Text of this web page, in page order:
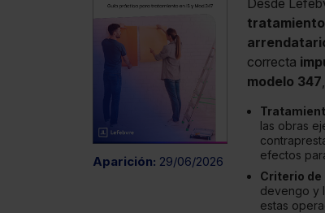
Aparición: 29/06/2026
correcta
modelo 347
las obras
efectos
Criterio de
devengo y
estas